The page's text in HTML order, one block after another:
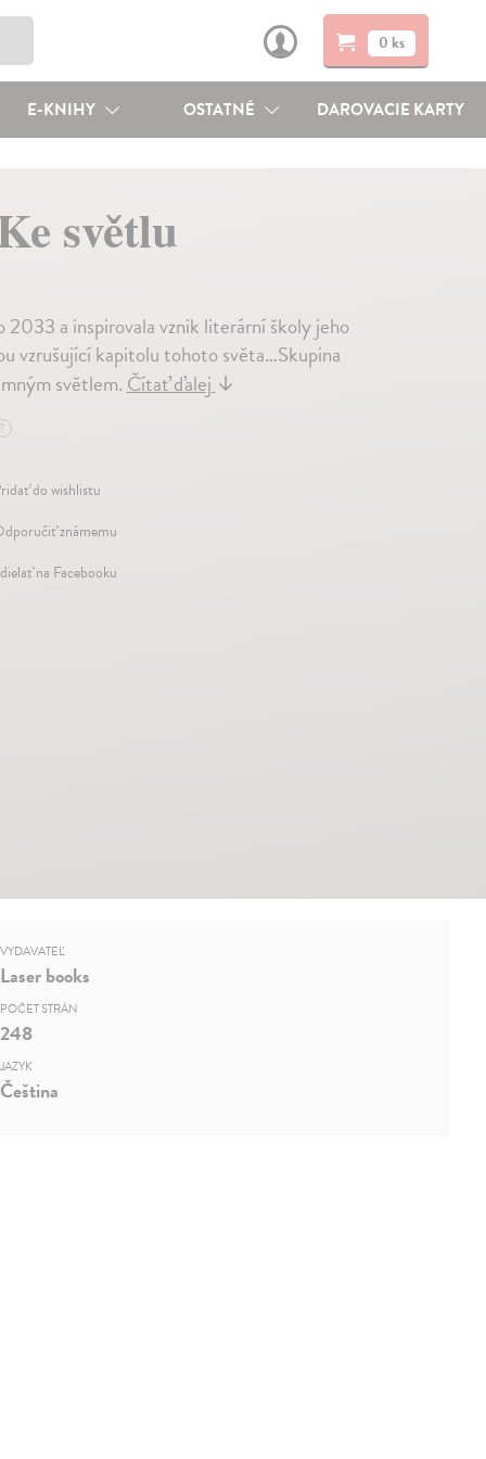
0 ks
E-KNIHY OSTATNÉ DAROVACIE KARTY
světlu
a inspirovala vznik literární školy jeho
vzrušující kapitolu tohoto světa…Skupina
světlem.Čítať ďalej↓
?
do wishlistu
známemu
na Facebooku
VYDAVATEĽ
Laser books
POČET STRÁN
248
JAZYK
Čeština